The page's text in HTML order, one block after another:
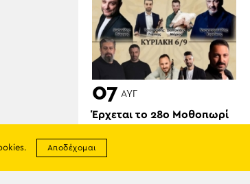
07 ΑΥΓ
Έρχεται το 28ο Μοθοπωρί
. Αποδέχομαι